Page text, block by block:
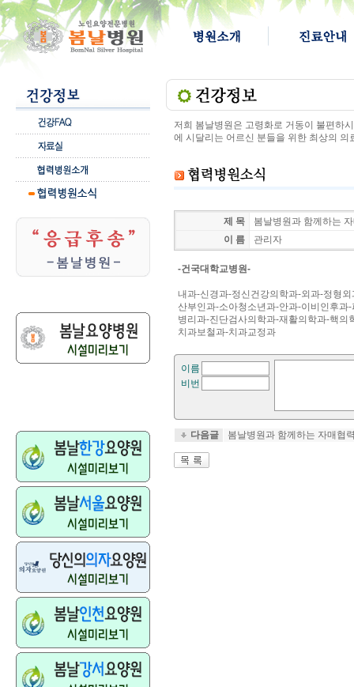
저희 봄날병원은 고령화로 거동이 불편하
에 시달리는 어르신 분들을 위한 최상의
제 목
봄날병원과 함께하는
이 름
관리자
-건국대학교병원-
내과-신경과-정신건강의학과-외과-정형
산부인과-소아청소년과-안과-이비인후
병리과-진단검사의학과-재활의학과-핵
치과보철과-치과교정과
이름
비번
다음글 봄날병원과 함께하는 자매협